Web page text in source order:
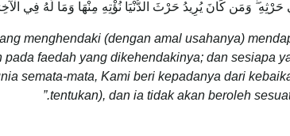
وَمَن كَانَ يُرِيدُ حَرْثَ الدُّنْيَا نُؤْتِهِ مِنْهَا وَمَا لَهُ فِي
menghendaki (dengan amal usahanya)
pada faedah yang dikehendakinya; dan sesiapa
semata-mata, Kami beri kepadanya dari
tentukan), dan ia tidak akan beroleh